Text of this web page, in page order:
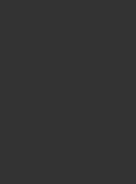
フリンジコート